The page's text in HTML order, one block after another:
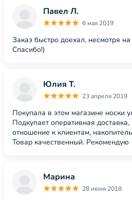
Павел Л.
6 мая 2019
Заказ быстро доехал, несмотря
Спасибо!)
Юлия Т.
23 апреля 2019
Покупала в этом магазине носки
Подкупает оперативная
отношение к клиентам,
Товар качественный. Рекомендую
Марина
28 июня 2018